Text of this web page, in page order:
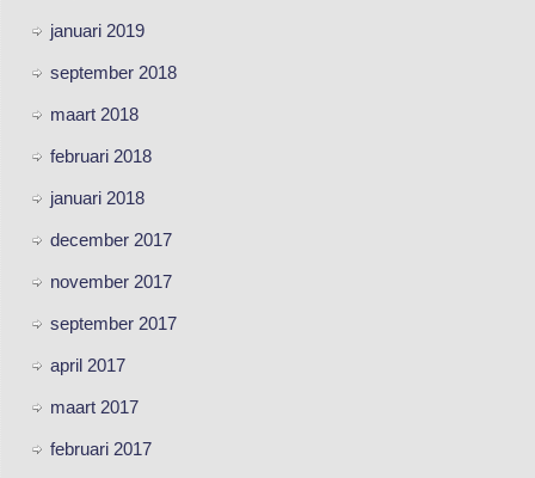
januari 2019
september 2018
maart 2018
februari 2018
januari 2018
december 2017
november 2017
september 2017
april 2017
maart 2017
februari 2017